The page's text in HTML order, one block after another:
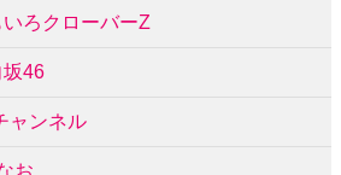
いろクローバーZ
坂46
ャンネル
お